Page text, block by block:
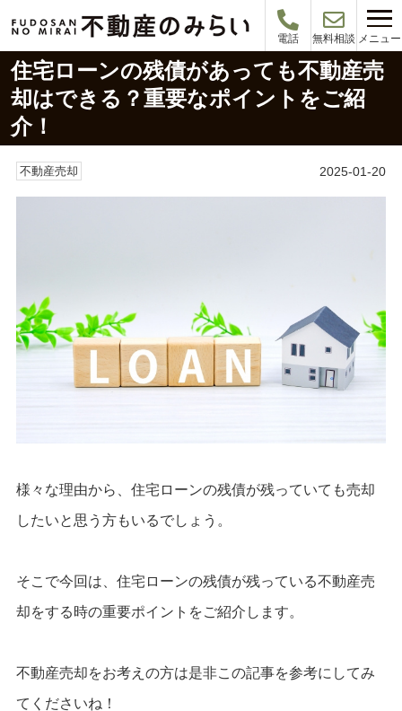
電話 無料相談 メニュー
住宅ローンの残債があっても不動産売
却はできる？重要なポイントをご紹
介！
不動産売却 2025-01-20
様々な理由から、住宅ローンの残債が残っていても売却
したいと思う方もいるでしょう。
そこで今回は、住宅ローンの残債が残っている不動産売
却をする時の重要ポイントをご紹介します。
不動産売却をお考えの方は是非この記事を参考にしてみ
てくださいね！